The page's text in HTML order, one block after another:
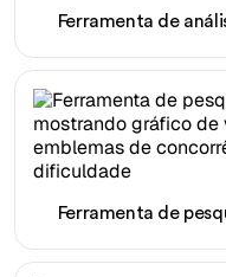
Ferramenta de
Ferramenta de